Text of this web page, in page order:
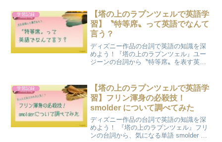
学習記録
【塔の上のラプンツェルで英語学
習】〝特等席〟って英語でなんて
言う？
ディズニー作品の台詞で英語の知識を深
めよう！『塔の上のラプンツェル』ユー
ジーンの台詞から〝特等席〟を表す英語
学習記録
【塔の上のラプンツェルで英語学
習】フリン渾身の必殺技！
smolder について調べてみた
ディズニー作品の台詞で英語の知識を深
めよう！ 『塔の上のラプンツェル』フリ
ンの台詞から、気になる単語 smolder に